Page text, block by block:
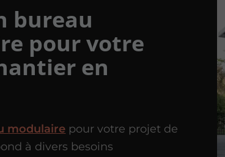
bureau
pour votre
en
modulaire pour votre projet de
à divers besoins